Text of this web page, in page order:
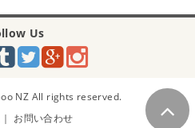
Us
NZ All rights reserved.
｜ お問い合わせ